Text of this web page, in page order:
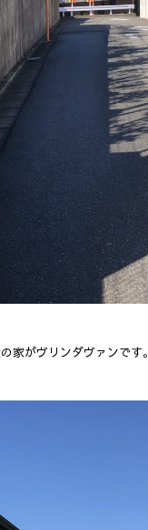
家がヴリンダヴァンです。